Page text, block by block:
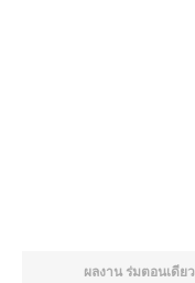
ผลงาน ร่มตอนเดียว